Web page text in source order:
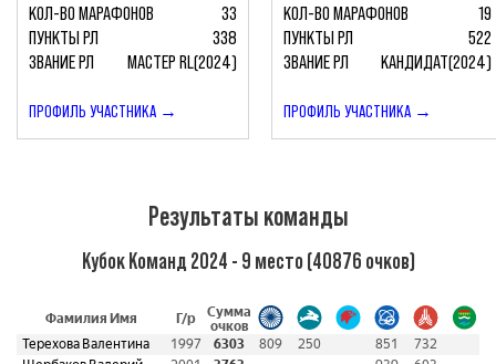
КОЛ-ВО МАРАФОНОВ
33
ПУНКТЫ РЛ
338
ЗВАНИЕ РЛ
МАСТЕР RL(2024)
ПРОФИЛЬ УЧАСТНИКА →
КОЛ-ВО МАРАФОНОВ
19
ПУНКТЫ РЛ
522
ЗВАНИЕ РЛ
КАНДИДАТ(2024)
ПРОФИЛЬ УЧАСТНИКА →
Результаты команды
Кубок Команд 2024 - 9 место (40876 очков)
Фамилия Имя Г/р
Сумма
очков
Терехова Валентина
1997 6303 809 250 851 732